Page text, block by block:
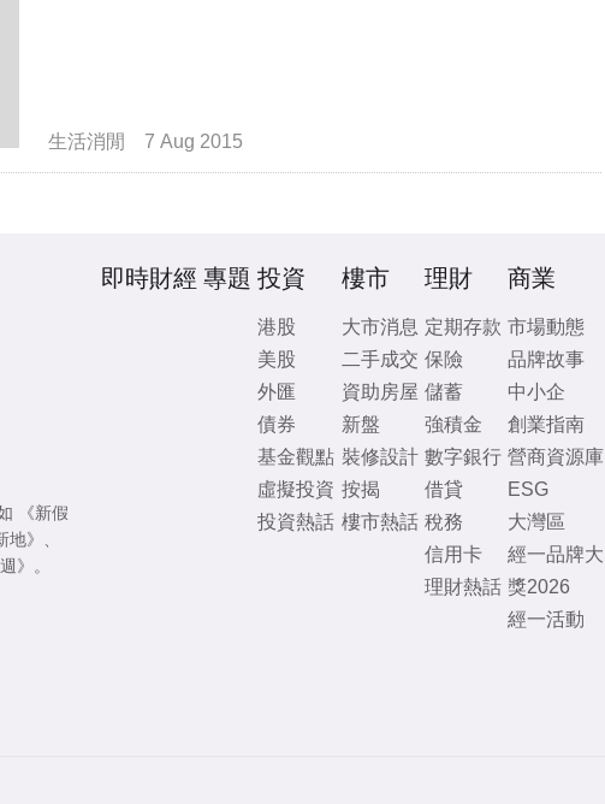
生活消閒 7 Aug 2015
《新假
地》
》 。
即時財經 專題 投資
港股
美股
外匯
債券
基金觀點
虛擬投資
投資熱話
樓市
大市消息
二手成交
資助房屋
新盤
裝修設計
按揭
樓市熱話
理財
定期存款
保險
儲蓄
強積金
數字銀行
借貸
稅務
信用卡
理財熱話
商業
市場動態
品牌故事
中小企
創業指南
營商資源庫
ESG
大灣區
經一品牌大
獎2026
經一活動